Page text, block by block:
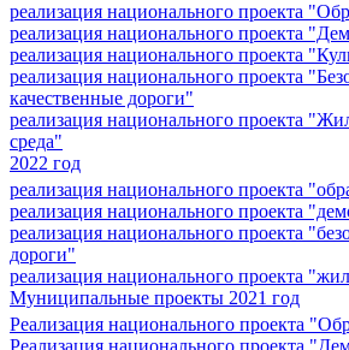
реализация национального проекта
реализация национального проекта
реализация национального проекта
реализация национального проекта
качественные дороги"
реализация национального проекта
среда"
2022 год
реализация национального проекта
реализация национального проекта
реализация национального проекта
дороги"
реализация национального проекта
Муниципальные проекты 2021 год
Реализация национального проекта
Реализация национального проекта